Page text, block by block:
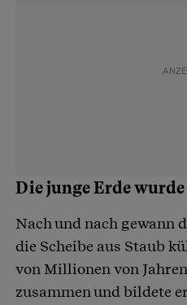
Die junge Erde
Nach und nach gewann
die Scheibe aus Staub
von Millionen von
zusammen und bildete